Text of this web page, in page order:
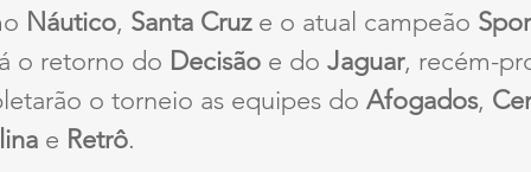
Náutico, Santa Cruz e o atual campeão
o retorno do Decisão e do Jaguar, recém-
o torneio as equipes do Afogados,
e Retrô.